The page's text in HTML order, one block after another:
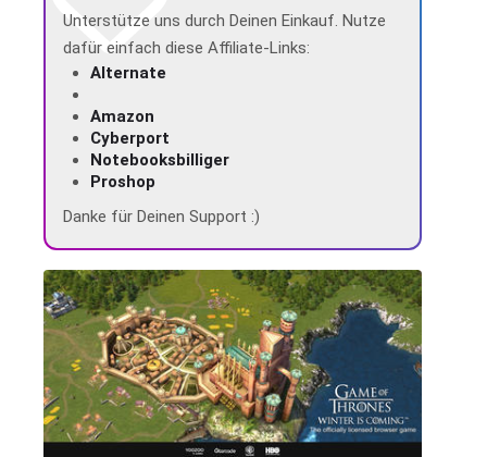
Unterstütze uns durch Deinen Einkauf. Nutze
dafür einfach diese Affiliate-Links:
Alternate
Amazon
Cyberport
Notebooksbilliger
Proshop
Danke für Deinen Support :)